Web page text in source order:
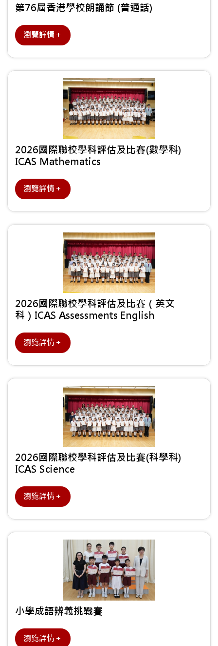
第76屆香港學校朗誦節 (普通話)
瀏覽詳情＋
2026國際聯校學科評估及比賽(數學科)
ICAS Mathematics
瀏覽詳情＋
2026國際聯校學科評估及比賽（英文
科）ICAS Assessments English
瀏覽詳情＋
2026國際聯校學科評估及比賽(科學科)
ICAS Science
瀏覽詳情＋
小學成語辨義挑戰賽
瀏覽詳情＋